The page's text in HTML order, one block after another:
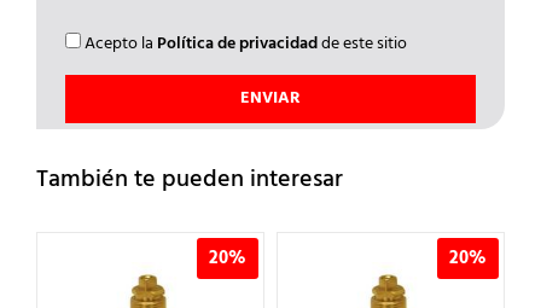
Acepto la Política de privacidadde este sitio
También te pueden interesar
20% 20%